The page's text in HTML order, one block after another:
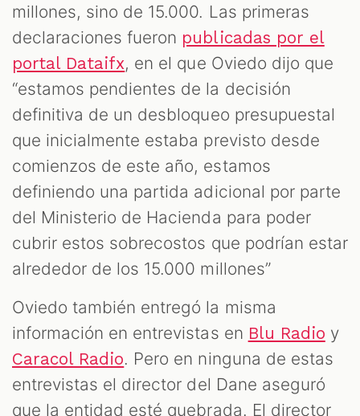
millones, sino de 15.000. Las primeras
declaraciones fueron publicadas por el
portal Dataifx, en el que Oviedo dijo que
“estamos pendientes de la decisión
definitiva de un desbloqueo presupuestal
que inicialmente estaba previsto desde
comienzos de este año, estamos
definiendo una partida adicional por parte
del Ministerio de Hacienda para poder
cubrir estos sobrecostos que podrían estar
alrededor de los 15.000 millones”
Oviedo también entregó la misma
información en entrevistas en Blu Radio y
Caracol Radio. Pero en ninguna de estas
entrevistas el director del Dane aseguró
que la entidad esté quebrada. El director